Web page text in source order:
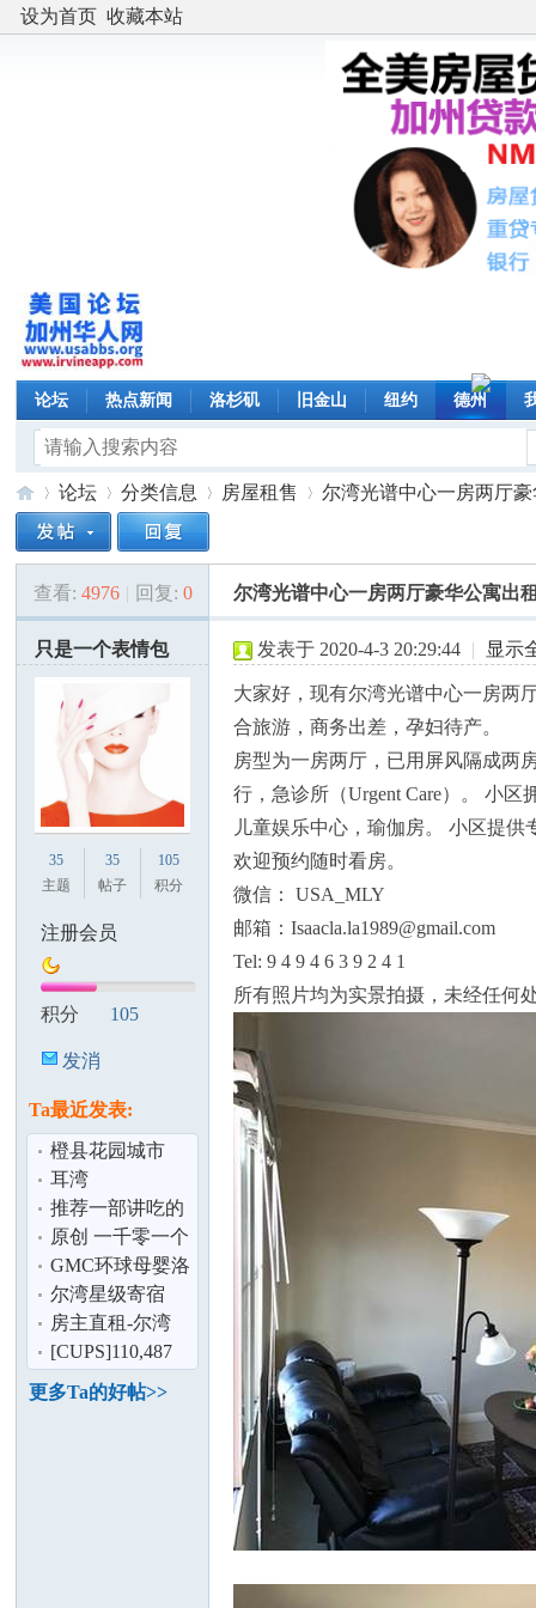
设为首页 收藏本站
论坛 热点新闻 洛杉矶 旧金山 纽约 德州
美
国
»
论坛
›
分类信息 房屋租售
›
尔湾光谱中心一房两厅
查看: 4976 | 回复: 0 尔湾光谱中心一房两厅豪华公寓出
只是一个表情包
35
主题
35
帖子
105
积分
注册会员
积分 105
发消
Ta最近发表:
橙县花园城市
Ladera Ranch 十
分学区房 整套
耳湾
推荐一部讲吃的
电视剧,不要空腹
看！
原创 一千零一个
中国品牌故事 莲
花演说
GMC环球母婴洛
杉矶产后修复
尔湾星级寄宿
房主直租-尔湾
Irvine别墅,家电
家具齐全,管
[CUPS]110,487
尺仓库出租,位于
Anaheim
更多Ta的好帖>>
发表于 2020-4-3 20:29:44 | 显示
大家好，现有尔湾光谱中心一房两
合旅游，商务出差，孕妇待产。
房型为一房两厅，已用屏风隔成两
行，急诊所（Urgent Care）。 小
儿童娱乐中心，瑜伽房。 小区提
欢迎预约随时看房。
微信： USA_MLY
邮箱：Isaacla.la1989@gmail.com
Tel: 9 4 9 4 6 3 9 2 4 1
所有照片均为实景拍摄，未经任何